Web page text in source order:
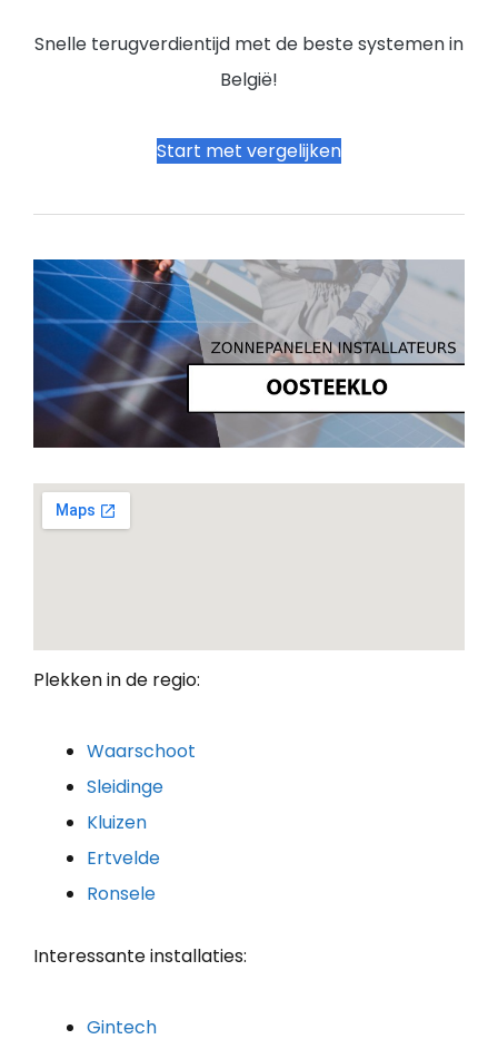
Snelle terugverdientijd met de beste systemen in
België!
Start met vergelijken
Plekken in de regio:
Waarschoot
Sleidinge
Kluizen
Ertvelde
Ronsele
Interessante installaties:
Gintech